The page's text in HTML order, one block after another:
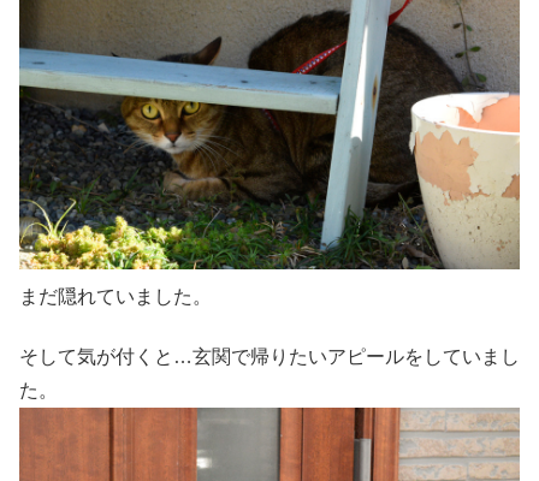
まだ隠れていました。
そして気が付くと…玄関で帰りたいアピールをしていまし
た。